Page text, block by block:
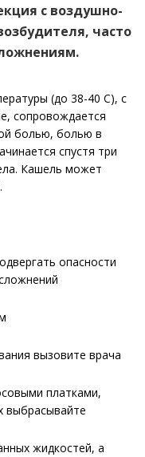
с воздушно-
часто
(до 38-40 С), с
сопровождается
болью, болью в
спустя три
Кашель может
опасности
вызовите врача
платками,
выбрасывайте
жидкостей, а